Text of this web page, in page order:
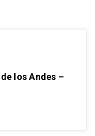
los Andes –